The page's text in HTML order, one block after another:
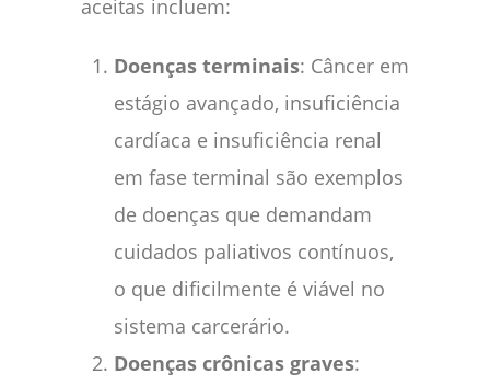
aceitas incluem:
Doenças terminais: Câncer em
estágio avançado, insuficiência
cardíaca e insuficiência renal
em fase terminal são exemplos
de doenças que demandam
cuidados paliativos contínuos,
o que dificilmente é viável no
sistema carcerário.
Doenças crônicas graves: